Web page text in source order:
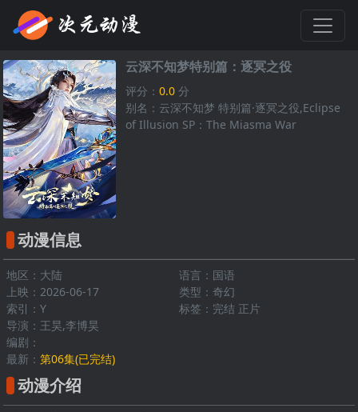
云深不知梦特别篇：逐冥之役
评分：0.0 分
别名：云深不知梦 特别篇·逐冥之役,Eclipse
of Illusion SP：The Miasma War
动漫信息
地区：大陆
语言：国语
上映：2026-06-17
类型：奇幻
索引：Y
标签：完结 正片
导演：王昊,李博昊
编剧：
最新： 第06集(已完结)
动漫介绍